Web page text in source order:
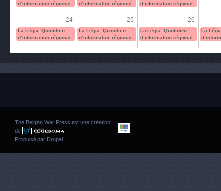
d’information régional
d’information régional
d’information régional
24 25 26
La Légia. Quotidien
d’information régional
La Légia. Quotidien
d’information régional
La Légia. Quotidien
d’information régional
La
The Belgian War Press est une création
de
Propulsé par Drupal